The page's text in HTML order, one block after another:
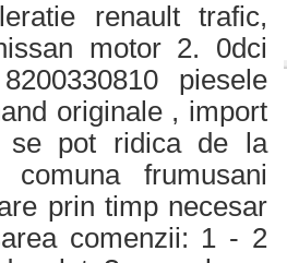
renault trafic,
motor 2. 0dci
piesele
originale , import
se pot ridica de la
frumusani
prin timp necesar
comenzii: 1 - 2